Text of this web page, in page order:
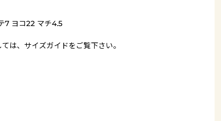
7 ヨコ22 マチ4.5
は、 サイズガイドをご覧下さい。